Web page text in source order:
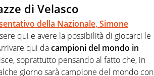
di Velasco
della Nazionale, Simone
qui e avere la possibilità di giocarci le
qui dacampioni del mondo in
soprattutto pensando al fatto che, in
giorno sarà campione del mondo con